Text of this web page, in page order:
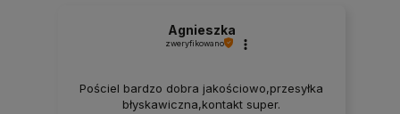
Agnieszka
zweryfikowano
Pościel bardzo dobra jakościowo,przesyłka
błyskawiczna,kontakt super.